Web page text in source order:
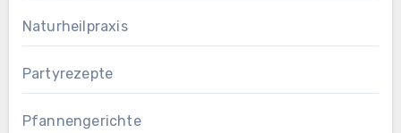
Naturheilpraxis
Partyrezepte
Pfannengerichte